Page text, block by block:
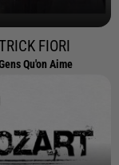
FIORI
Qu'on Aime